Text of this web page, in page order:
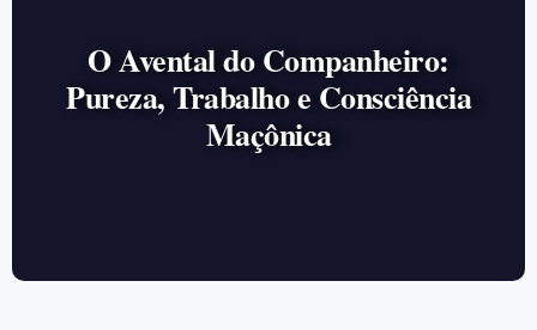
O Avental do Companheiro:
Pureza, Trabalho e Consciência
Maçônica